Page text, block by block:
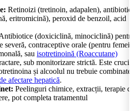
Retinoizi (tretinoin, adapalen), antibiotice
eritromicină), peroxid de benzoil, acid
(doxiciclină, minociclină) pentru
severă, contraceptive orale (pentru femei)
sau isotretinoină (Roaccutane)
sub monitorizare strictă. Este crucial
și alcoolul nu trebuie combinate
afectare hepatică.
Peelinguri chimice, extracții, terapie cu
pot completa tratamentul